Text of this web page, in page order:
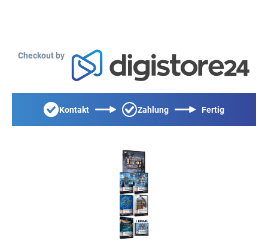
Checkout by
Kontakt Zahlung Fertig